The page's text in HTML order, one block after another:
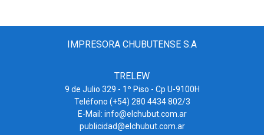
IMPRESORA CHUBUTENSE S.A
TRELEW
9 de Julio 329 - 1º Piso - Cp U-9100H
Teléfono (+54) 280 4434 802/3
E-Mail: info@elchubut.com.ar
publicidad@elchubut.com.ar